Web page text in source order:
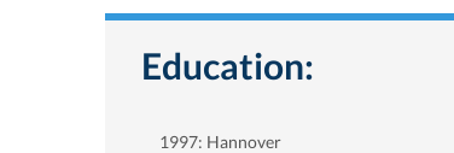
Education:
1997: Hannover